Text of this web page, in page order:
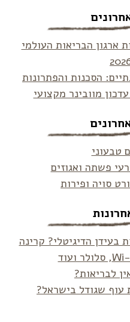
ארגון הבריאות העולמי
הסכנות והפתרונות
מוובינר מקצועי
טבעוני
פשתה ואגוזים
סויה ופירות
בעידן הדיגיטלי? קרינה
לבריאות?
שגודל בישראל?